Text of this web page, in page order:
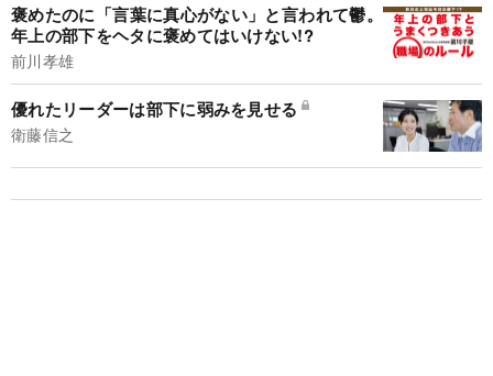
褒めたのに「言葉に真心がない」と言われて鬱。
年上の部下をヘタに褒めてはいけない!?
前川孝雄
優れたリーダーは部下に弱みを見せる
衛藤信之